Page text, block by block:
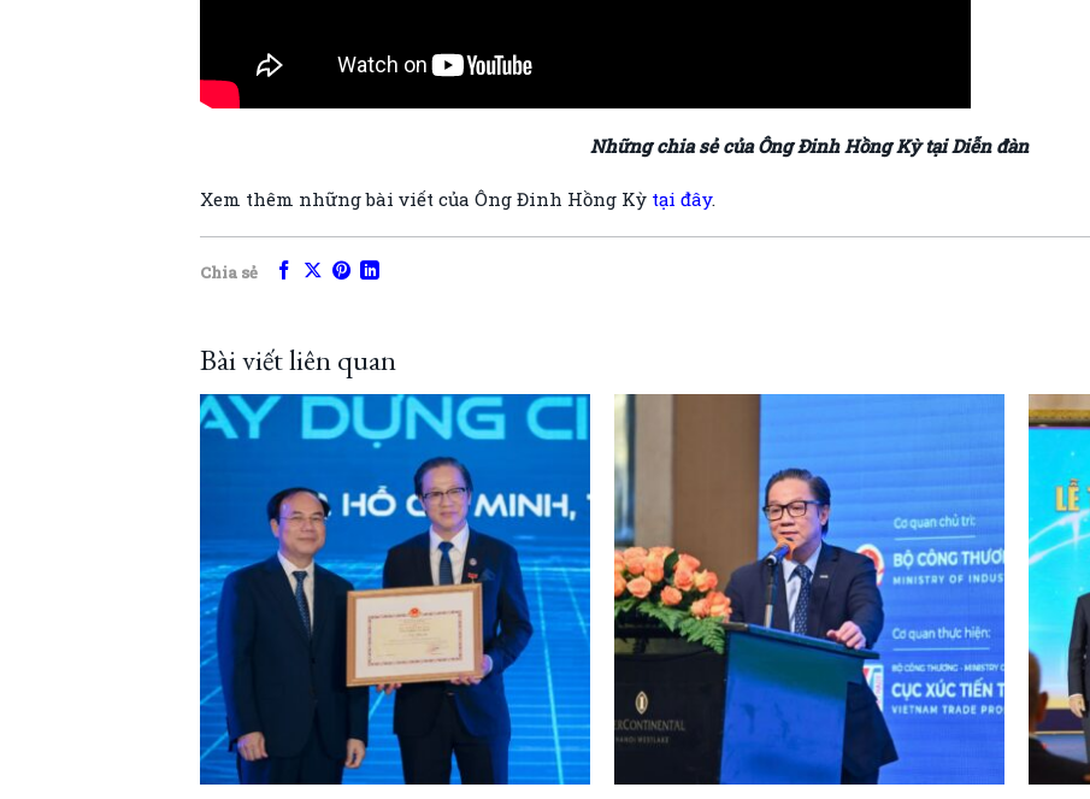
Những chia sẻ của Ông Đinh Hồng Kỳ tại Diễn đàn
Xem thêm những bài viết của Ông Đinh Hồng Kỳ tại đây.
Chia sẻ
Bài viết liên quan